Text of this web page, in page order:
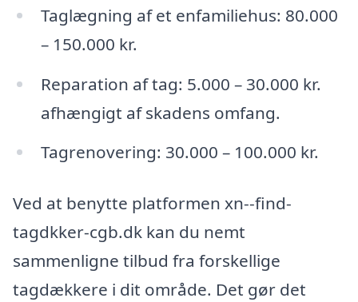
Taglægning af et enfamiliehus: 80.000
– 150.000 kr.
Reparation af tag: 5.000 – 30.000 kr.
afhængigt af skadens omfang.
Tagrenovering: 30.000 – 100.000 kr.
Ved at benytte platformen xn--find-
tagdkker-cgb.dk kan du nemt
sammenligne tilbud fra forskellige
tagdækkere i dit område. Det gør det